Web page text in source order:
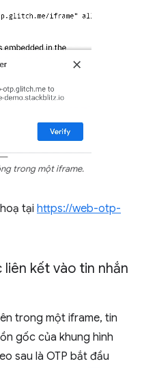
trong một iframe.
tại https://web-otp-
kết vào tin nhắn
trong một iframe, tin
gốc của khung hình
sau là OTP bắt đầu